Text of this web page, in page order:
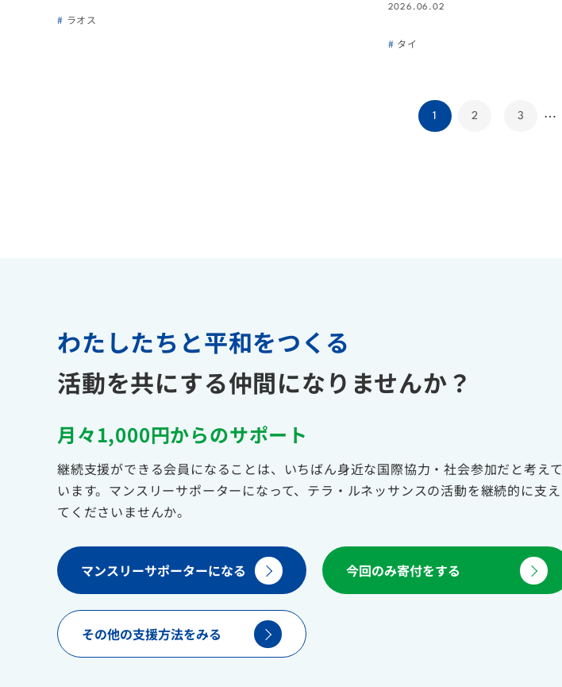
ラオス
2026.06.02
タイ
1 2 3 …
わたしたちと平和をつくる
活動を共にする仲間になりませんか？
月々1,000円からのサポート
継続支援ができる会員になることは、いちばん身近な国際協力・社会参加だと考えて
います。マンスリーサポーターになって、テラ・ルネッサンスの活動を継続的に支え
てくださいませんか。
マンスリーサポーターになる 今回のみ寄付をする
その他の支援方法をみる